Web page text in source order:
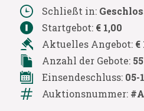
Schließt in:
Startgebot: € 1,00
Aktuelles Angebot: €
Anzahl der Gebote: 55
Einsendeschluss: 05-
Auktionsnummer: